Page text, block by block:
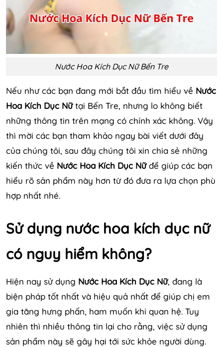
Nước Hoa Kích Dục Nữ Bến Tre
Nếu như các bạn đang mới bắt đầu tìm hiểu về Nước
Hoa Kích Dục Nữtại Bến Tre, nhưng lo không biết
những thông tin trên mạng có chính xác không. Vậy
thì mời các bạn tham khảo ngay bài viết dưới đây
của chúng tôi, sau đây chúng tôi xin chia sẻ những
kiến thức về Nước Hoa Kích Dục Nữđể giúp các bạn
hiểu rõ sản phẩm này hơn từ đó đưa ra lựa chọn phù
hợp nhất nhé.
Sử dụng nước hoa kích dục nữ
có nguy hiểm không?
Hiện nay sử dụng Nước Hoa Kích Dục Nữ, đang là
biện pháp tốt nhất và hiệu quả nhất để giúp chị em
gia tăng hưng phấn, ham muốn khi quan hệ. Tuy
nhiên thì nhiều thông tin lại cho rằng, việc sử dụng
sản phẩm này sẽ gây hại tới sức khỏe người dùng.